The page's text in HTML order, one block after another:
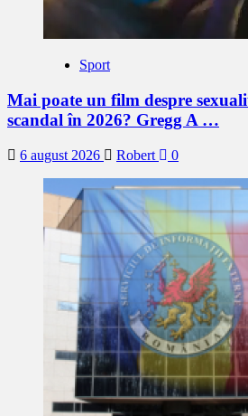
Sport
Mai poate un film despre
scandal în 2026? Gregg A …
6 august 2026 Robert 0